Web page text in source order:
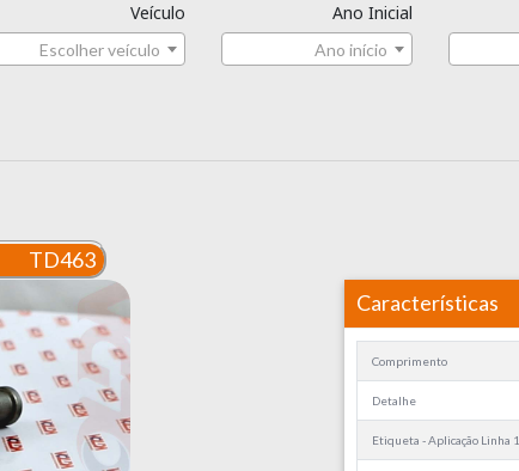
Veículo
Escolher veículo
Ano Inicial
Ano início
TD463
Características
Comprimento
Detalhe
Etiqueta - Aplicação Linha 1